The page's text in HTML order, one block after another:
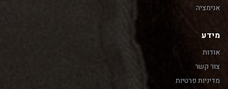
אנימציה
מידע
אודות
צור קשר
מדיניות פרטיות